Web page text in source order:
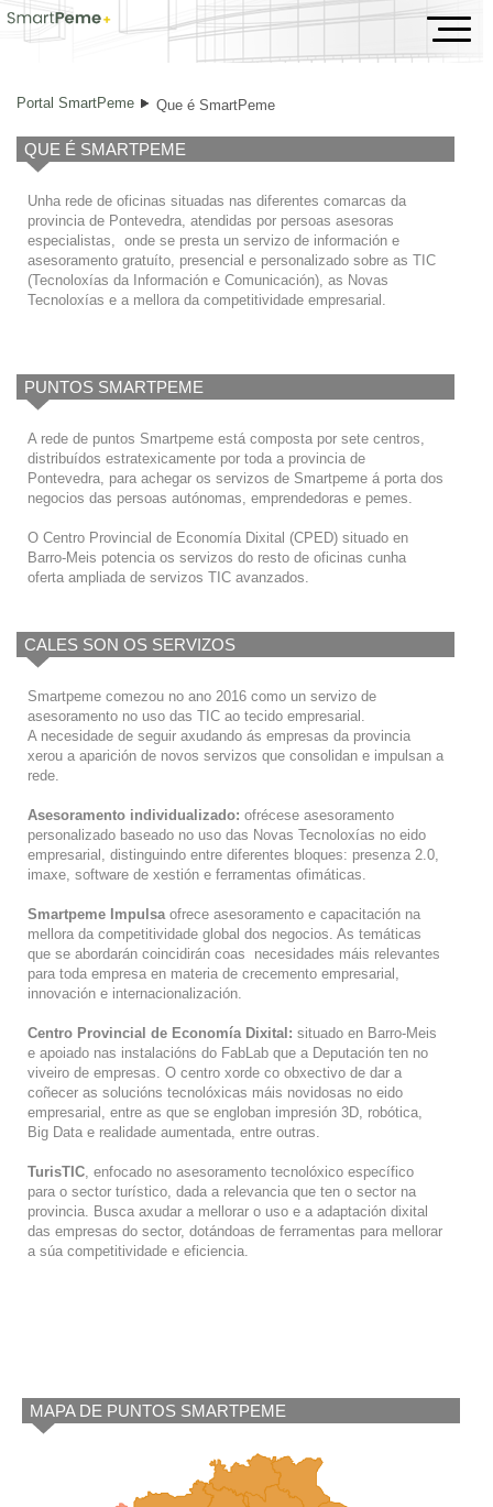
Que é SmartPeme
Portal SmartPeme Que é SmartPeme
QUE É SMARTPEME
Unha rede de oficinas situadas nas diferentes comarcas da
provincia de Pontevedra, atendidas por persoas asesoras
especialistas, onde se presta un servizo de información e
asesoramento gratuíto, presencial e personalizado sobre as TIC
(Tecnoloxías da Información e Comunicación), as Novas
Tecnoloxías e a mellora da competitividade empresarial.
PUNTOS SMARTPEME
A rede de puntos Smartpeme está composta por sete centros,
distribuídos estratexicamente por toda a provincia de
Pontevedra, para achegar os servizos de Smartpeme á porta dos
negocios das persoas autónomas, emprendedoras e pemes.
O Centro Provincial de Economía Dixital (CPED) situado en
Barro-Meis potencia os servizos do resto de oficinas cunha
oferta ampliada de servizos TIC avanzados.
CALES SON OS SERVIZOS
Smartpeme comezou no ano 2016 como un servizo de
asesoramento no uso das TIC ao tecido empresarial.
A necesidade de seguir axudando ás empresas da provincia
xerou a aparición de novos servizos que consolidan e impulsan a
rede.
Asesoramento individualizado: ofrécese asesoramento
personalizado baseado no uso das Novas Tecnoloxías no eido
empresarial, distinguindo entre diferentes bloques: presenza 2.0,
imaxe, software de xestión e ferramentas ofimáticas.
Smartpeme Impulsaofrece asesoramento e capacitación na
mellora da competitividade global dos negocios. As temáticas
que se abordarán coincidirán coas necesidades máis relevantes
para toda empresa en materia de crecemento empresarial,
innovación e internacionalización.
Centro Provincial de Economía Dixital: situado en Barro-Meis
e apoiado nas instalacións do FabLab que a Deputación ten no
viveiro de empresas. O centro xorde co obxectivo de dar a
coñecer as solucións tecnolóxicas máis novidosas no eido
empresarial, entre as que se engloban impresión 3D, robótica,
Big Data e realidade aumentada, entre outras.
TurisTIC, enfocado no asesoramento tecnolóxico específico
para o sector turístico, dada a relevancia que ten o sector na
provincia. Busca axudar a mellorar o uso e a adaptación dixital
das empresas do sector, dotándoas de ferramentas para mellorar
a súa competitividade e eficiencia.
MAPA DE PUNTOS SMARTPEME